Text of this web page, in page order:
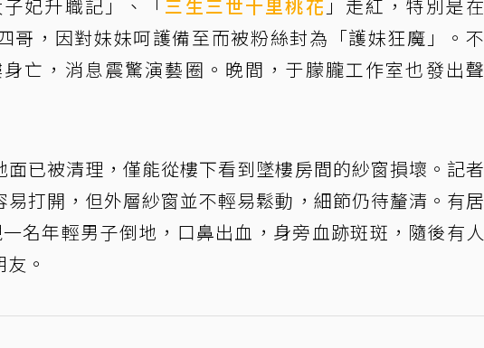
妃升職記」、「 三生三世十里桃花 」走紅，特別是在
哥，因對妹妹呵護備至而被粉絲封為「護妹狂魔」。不
亡，消息震驚演藝圈。晚間，于朦朧工作室也發出聲
已被清理，僅能從樓下看到墜樓房間的紗窗損壞。記者
打開，但外層紗窗並不輕易鬆動，細節仍待釐清。有居
名年輕男子倒地，口鼻出血，身旁血跡斑斑，隨後有人
。